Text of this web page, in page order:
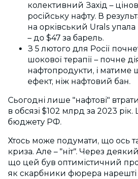
колективний Захід –
російську нафту. В
на орківський Urals упала
– до $47 за барель.
З 5 лютого для Росії
шокової терапії – почне
нафтопродукти, і
ефект, ніж нафтовий бан.
Сьогодні лише "нафтові"
в обсязі $102 млрд за 2023
бюджету РФ.
Хтось може подумати, що ось
криза. Але – "ніт". Через
що цей був оптимістичний
як скарбники фюрера нарешті